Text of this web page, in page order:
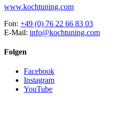
www.kochtuning.com
Fon: +49 (0) 76 22 66 83 03
E-Mail: info@kochtuning.com
Folgen
Facebook
Instagram
YouTube